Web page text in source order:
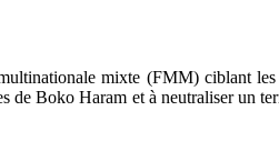
mixte (FMM) ciblant
de Boko Haram et à neutraliser un